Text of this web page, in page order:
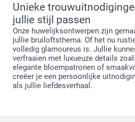
Unieke
jullie stijl passen
Onze huwelijksontwerpen zijn
jullie bruiloftsthema. Of het nu
volledig glamoureus is. Jullie
verfraaien met luxueuze details
elegante bloempatronen of
creëer je een persoonlijke
als jullie liefdesverhaal.